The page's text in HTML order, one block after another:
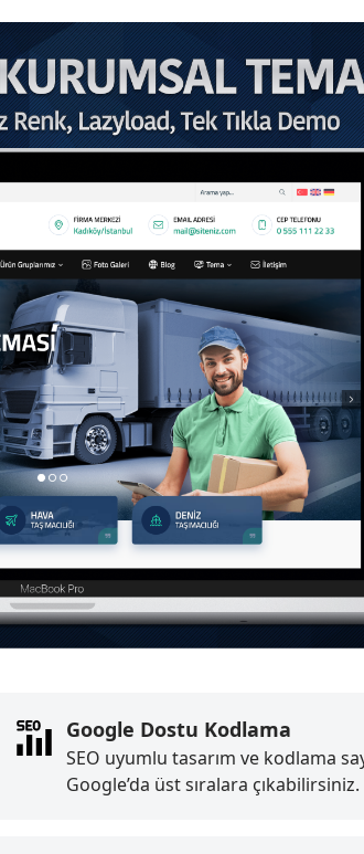
Google Dostu Kodlama
SEO uyumlu tasarım ve kodlama
Google’da üst sıralara çıkabilirsiniz.